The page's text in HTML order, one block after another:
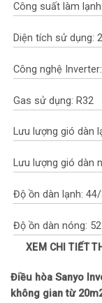
Công suất làm
Diện tích sử dụng:
Công nghệ
Gas sử dụng: R32
Lưu lượng gió dàn
Lưu lượng gió dàn
Độ ồn dàn lạnh:
Độ ồn dàn nóng:
Công suất: Đầu
XEM CHI TIẾT
Điều hòa Sanyo
không gian từ